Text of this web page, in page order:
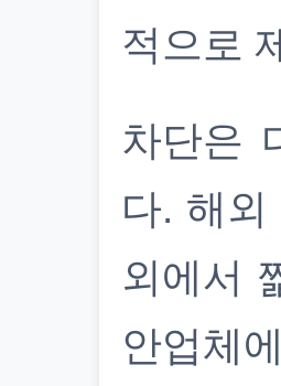
적으로
차단은
다. 해
외에서
안업체